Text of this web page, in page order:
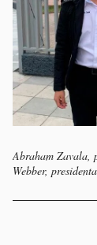
Abraham Zavala,
Webber,